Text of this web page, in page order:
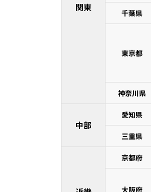
関東
千葉県
東京都
神奈川県
中部
愛知県
三重県
京都府
大阪府